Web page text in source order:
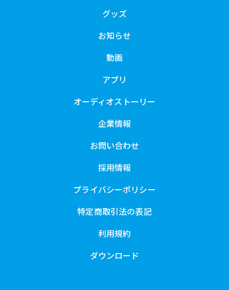
グッズ
お知らせ
動画
アプリ
オーディオストーリー
企業情報
お問い合わせ
採用情報
プライバシーポリシー
特定商取引法の表記
利用規約
ダウンロード